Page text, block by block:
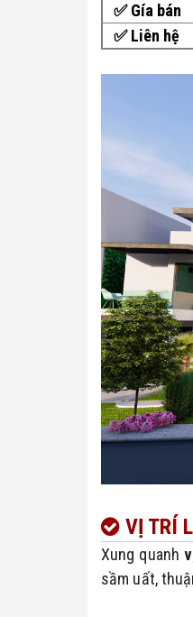
✅ Gía bán
✅ Liên hệ
VỊ TRÍ
Xung quanh
sầm uất,